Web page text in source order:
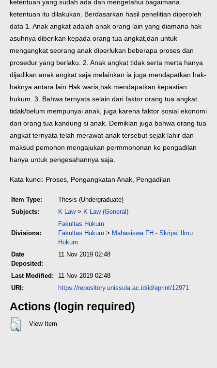
ketentuan yang sudah ada dan mengetahui bagaimana
ketentuan itu dilakukan.
Berdasarkan hasil penelitian diperoleh
data 1. Anak angkat adalah anak orang lain yang diamana hak
asuhnya diberikan kepada orang tua angkat,dan untuk
mengangkat seorang anak diperlukan beberapa proses dan
prosedur yang berlaku. 2. Anak angkat tidak serta merta hanya
dijadikan anak angkat saja melainkan ia juga mendapatkan hak-
haknya antara lain Hak waris,hak mendapatkan kepastian
hukum. 3. Bahwa ternyata selain dari faktor orang tua angkat
tidak/belum mempunyai anak, juga karena faktor sosial ekonomi
dari orang tua kandung si anak. Demikian juga bahwa orang tua
angkat ternyata telah merawat anak tersebut sejak lahir dan
maksud pemohon mengajukan permmohonan ke pengadilan
hanya untuk pengesahannya saja.
Kata kunci: Proses, Pengangkatan Anak, Pengadilan
Item Type:
Thesis (Undergraduate)
Subjects:
K Law> K Law (General)
Divisions:
Fakultas Hukum
Fakultas Hukum > Mahasiswa FH - Skripsi Ilmu
Hukum
Date
Deposited:
11 Nov 2019 02:48
Last Modified:
11 Nov 2019 02:48
URI:
https://repository.unissula.ac.id/id/eprint/12971
Actions (login required)
View Item